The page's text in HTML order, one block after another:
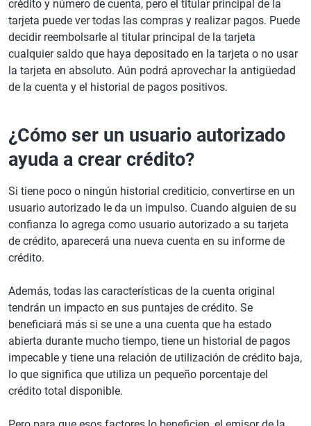
crédito y número de cuenta, pero el titular principal de la
tarjeta puede ver todas las compras y realizar pagos. Puede
decidir reembolsarle al titular principal de la tarjeta
cualquier saldo que haya depositado en la tarjeta o no usar
la tarjeta en absoluto. Aún podrá aprovechar la antigüedad
de la cuenta y el historial de pagos positivos.
¿Cómo ser un usuario autorizado
ayuda a crear crédito?
Si tiene poco o ningún historial crediticio, convertirse en un
usuario autorizado le da un impulso. Cuando alguien de su
confianza lo agrega como usuario autorizado a su tarjeta
de crédito, aparecerá una nueva cuenta en su informe de
crédito.
Además, todas las características de la cuenta original
tendrán un impacto en sus puntajes de crédito. Se
beneficiará más si se une a una cuenta que ha estado
abierta durante mucho tiempo, tiene un historial de pagos
impecable y tiene una relación de utilización de crédito baja,
lo que significa que utiliza un pequeño porcentaje del
crédito total disponible.